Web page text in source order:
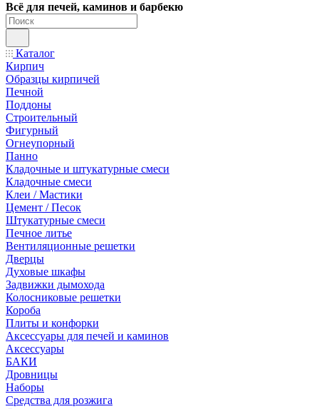
Всё для печей, каминов и барбекю
Каталог
Кирпич
Образцы кирпичей
Печной
Поддоны
Строительный
Фигурный
Огнеупорный
Панно
Кладочные и штукатурные смеси
Кладочные смеси
Клеи / Мастики
Цемент / Песок
Штукатурные смеси
Печное литье
Вентиляционные решетки
Дверцы
Духовые шкафы
Задвижки дымохода
Колосниковые решетки
Короба
Плиты и конфорки
Аксессуары для печей и каминов
Аксессуары
БАКИ
Дровницы
Наборы
Средства для розжига